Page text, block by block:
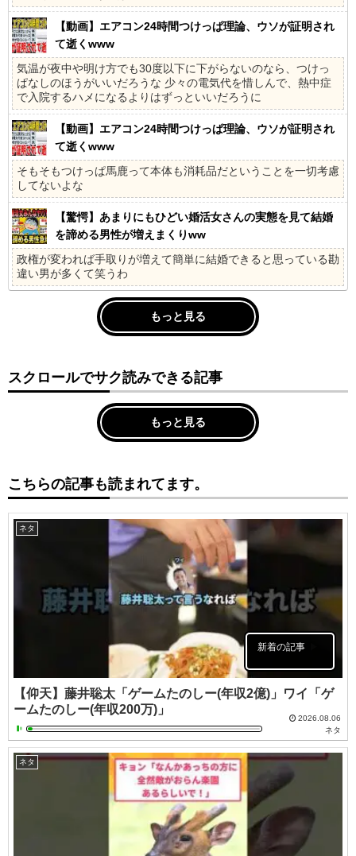
【動画】エアコン24時間つけっぱ理論、ウソが証明され
て逝くwww
気温が夜中や明け方でも30度以下に下がらないのなら、つけっ
ぱなしのほうがいいだろうな 少々の電気代を惜しんで、熱中症
で入院するハメになるよりはずっといいだろうに
【動画】エアコン24時間つけっぱ理論、ウソが証明され
て逝くwww
そもそもつけっぱ馬鹿って本体も消耗品だということを一切考慮
してないよな
【驚愕】あまりにもひどい婚活女さんの実態を見て結婚
を諦める男性が増えまくりww
政権が変われば手取りが増えて簡単に結婚できると思っている勘
違い男が多くて笑うわ
もっと見る
スクロールでサク読みできる記事
もっと見る
こちらの記事も読まれてます。
ネタ
新着の記事
【仰天】藤井聡太「ゲームたのしー(年収2億)」ワイ「ゲ
ームたのしー(年収200万)」
2026.08.06
ネタ
ネタ